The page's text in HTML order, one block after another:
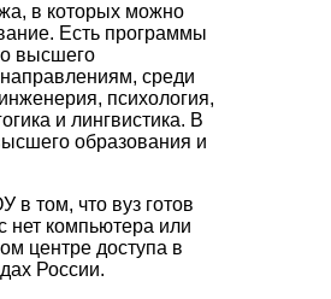
в которых можно
Есть программы
высшего
среди
психология,
и лингвистика. В
образования и
в том, что вуз готов
нет компьютера или
центре доступа в
России.